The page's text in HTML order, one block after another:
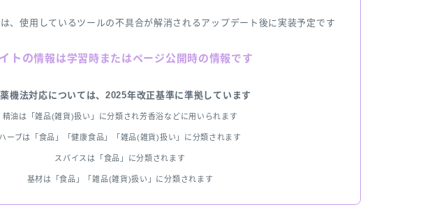
、使用しているツールの不具合が解消されるアップデート後に実装予定です
トの情報は学習時またはページ公開時の情報です
機法対応については、2025年改正基準に準拠しています
精油は「雑品(雑貨)扱い」に分類され芳香浴などに用いられます
ハーブは「食品」「健康食品」「雑品(雑貨)扱い」に分類されます
スパイスは「食品」に分類されます
基材は「食品」「雑品(雑貨)扱い」に分類されます